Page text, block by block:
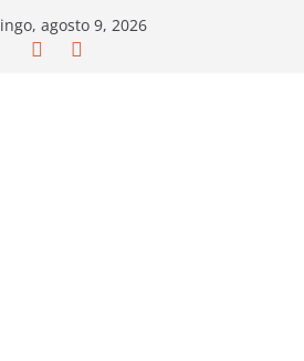
agosto 9, 2026